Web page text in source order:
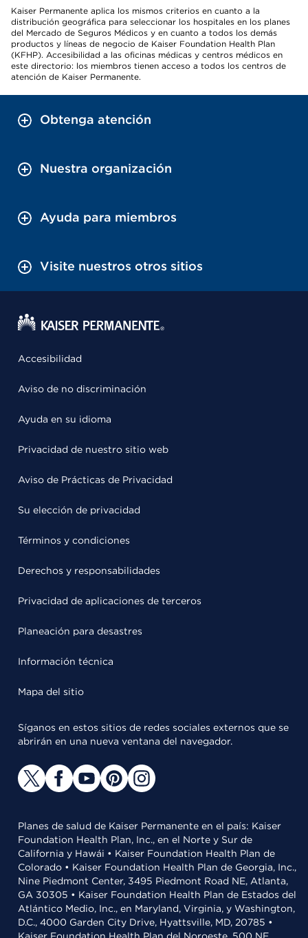
Kaiser Permanente aplica los mismos criterios en cuanto a la
distribución geográfica para seleccionar los hospitales en los planes
del Mercado de Seguros Médicos y en cuanto a todos los demás
productos y líneas de negocio de Kaiser Foundation Health Plan
(KFHP). Accesibilidad a las oficinas médicas y centros médicos en
este directorio: los miembros tienen acceso a todos los centros de
atención de Kaiser Permanente.
Obtenga atención
Nuestra organización
Ayuda para miembros
Visite nuestros otros sitios
Accesibilidad
Aviso de no discriminación
Ayuda en su idioma
Privacidad de nuestro sitio web
Aviso de Prácticas de Privacidad
Su elección de privacidad
Términos y condiciones
Derechos y responsabilidades
Privacidad de aplicaciones de terceros
Planeación para desastres
Información técnica
Mapa del sitio
Síganos en estos sitios de redes sociales externos que se
abrirán en una nueva ventana del navegador.
Planes de salud de Kaiser Permanente en el país: Kaiser
Foundation Health Plan, Inc., en el Norte y Sur de
California y Hawái • Kaiser Foundation Health Plan de
Colorado • Kaiser Foundation Health Plan de Georgia, Inc.,
Nine Piedmont Center, 3495 Piedmont Road NE, Atlanta,
GA 30305 • Kaiser Foundation Health Plan de Estados del
Atlántico Medio, Inc., en Maryland, Virginia, y Washington,
D.C., 4000 Garden City Drive, Hyattsville, MD, 20785 •